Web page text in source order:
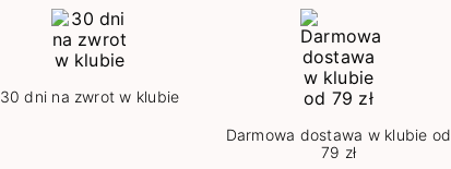
30 dni na zwrot w klubie
Darmowa dostawa w klubie od
79 zł